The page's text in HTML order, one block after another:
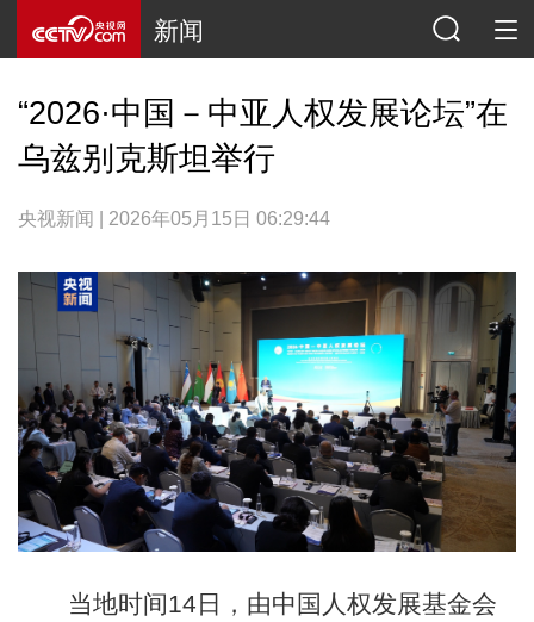
新闻
“2026·中国－中亚人权发展论坛”在
乌兹别克斯坦举行
央视新闻 | 2026年05月15日 06:29:44
当地时间14日，由中国人权发展基金会